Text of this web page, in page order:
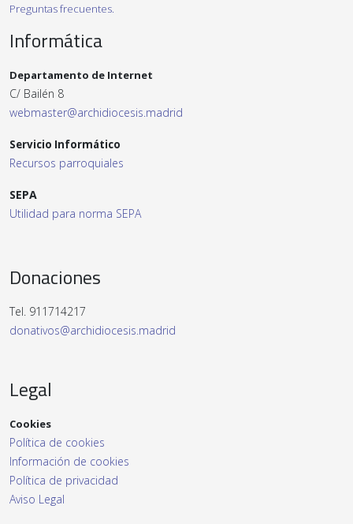
Preguntas frecuentes.
Informática
Departamento de Internet
C/ Bailén 8
webmaster@archidiocesis.madrid
Servicio Informático
Recursos parroquiales
SEPA
Utilidad para norma SEPA
Donaciones
Tel. 911714217
donativos@archidiocesis.madrid
Legal
Cookies
Política de cookies
Información de cookies
Política de privacidad
Aviso Legal